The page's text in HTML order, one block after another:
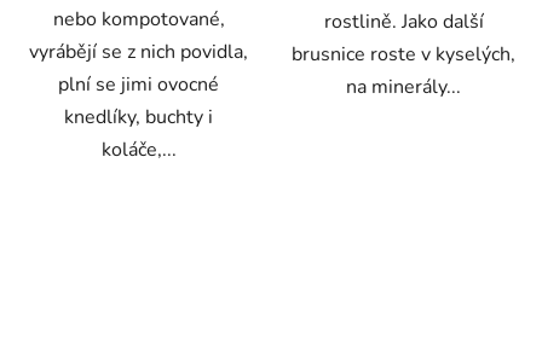
nebo kompotované,
vyrábějí se z nich povidla,
plní se jimi ovocné
knedlíky, buchty i
koláče,...
rostlině. Jako další
brusnice roste v kyselých,
na minerály...